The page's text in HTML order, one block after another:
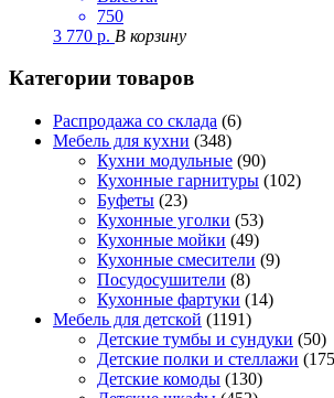
750
3 770 р. В корзину
Категории товаров
Распродажа со склада (6)
Мебель для кухни (348)
Кухни модульные (90)
Кухонные гарнитуры (102)
Буфеты (23)
Кухонные уголки (53)
Кухонные мойки (49)
Кухонные смесители (9)
Посудосушители (8)
Кухонные фартуки (14)
Мебель для детской (1191)
Детские тумбы и сундуки (50)
Детские полки и стеллажи
Детские комоды (130)